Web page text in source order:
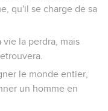
qu'il se charge de sa
vie la perdra, mais
le monde entier,
un homme en